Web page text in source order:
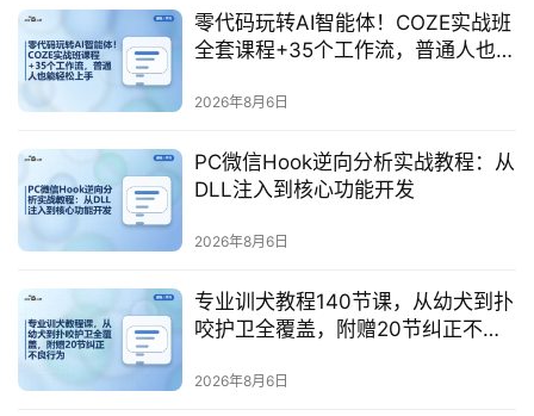
领
券
零代码玩转AI智能体！COZE实战班
全套课程+35个工作流，普通人也能
2026年8月6日
PC微信Hook逆向分析实战教程：从
DLL注入到核心功能开发
2026年8月6日
专业训犬教程140节课，从幼犬到扑
咬护卫全覆盖，附赠20节纠正不良
2026年8月6日